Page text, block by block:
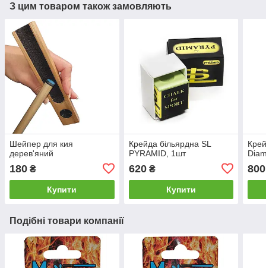
З цим товаром також замовляють
Шейпер для кия
дерев'яний
180 ₴
Купити
Крейда більярдна SL
PYRAMID, 1шт
620₴
Купити
800
Подібні товари компанії